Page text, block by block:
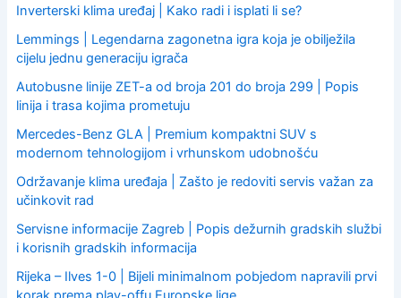
Inverterski klima uređaj | Kako radi i isplati li se?
Lemmings | Legendarna zagonetna igra koja je obilježila
cijelu jednu generaciju igrača
Autobusne linije ZET-a od broja 201 do broja 299 | Popis
linija i trasa kojima prometuju
Mercedes-Benz GLA | Premium kompaktni SUV s
modernom tehnologijom i vrhunskom udobnošću
Održavanje klima uređaja | Zašto je redoviti servis važan za
učinkovit rad
Servisne informacije Zagreb | Popis dežurnih gradskih službi
i korisnih gradskih informacija
Rijeka – Ilves 1-0 | Bijeli minimalnom pobjedom napravili prvi